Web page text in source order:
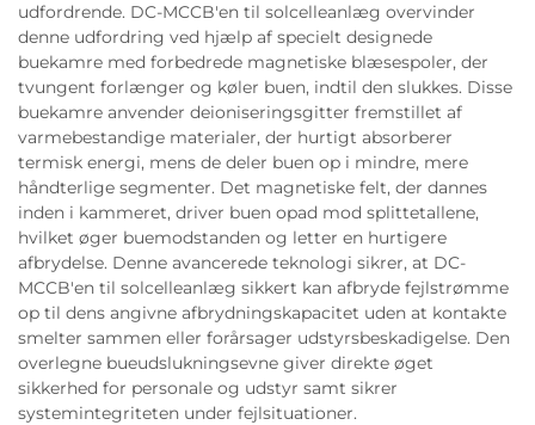
udfordrende. DC-MCCB'en til solcelleanlæg overvinder
denne udfordring ved hjælp af specielt designede
buekamre med forbedrede magnetiske blæsespoler, der
tvungent forlænger og køler buen, indtil den slukkes. Disse
buekamre anvender deioniseringsgitter fremstillet af
varmebestandige materialer, der hurtigt absorberer
termisk energi, mens de deler buen op i mindre, mere
håndterlige segmenter. Det magnetiske felt, der dannes
inden i kammeret, driver buen opad mod splittetallene,
hvilket øger buemodstanden og letter en hurtigere
afbrydelse. Denne avancerede teknologi sikrer, at DC-
MCCB'en til solcelleanlæg sikkert kan afbryde fejlstrømme
op til dens angivne afbrydningskapacitet uden at kontakte
smelter sammen eller forårsager udstyrsbeskadigelse. Den
overlegne bueudslukningsevne giver direkte øget
sikkerhed for personale og udstyr samt sikrer
systemintegriteten under fejlsituationer.